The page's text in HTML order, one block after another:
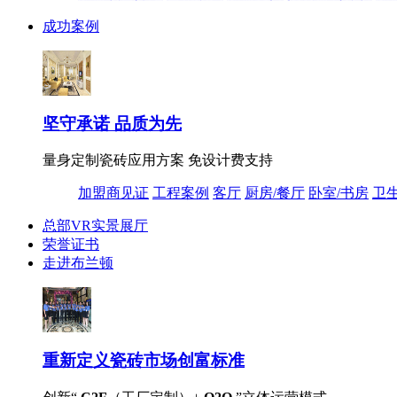
成功案例
坚守承诺 品质为先
量身定制瓷砖应用方案 免设计费支持
加盟商见证 工程案例 客厅 厨房/餐厅 卧室/书房 卫
总部VR实景展厅
荣誉证书
走进布兰顿
重新定义瓷砖市场创富标准